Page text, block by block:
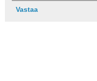
Vastaa